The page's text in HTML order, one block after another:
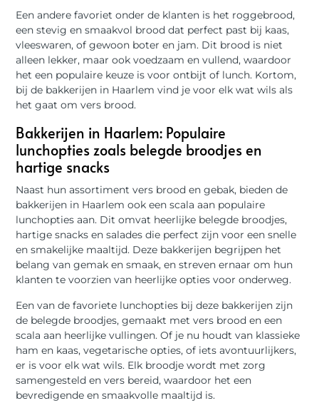
Een andere favoriet onder de klanten is het roggebrood,
een stevig en smaakvol brood dat perfect past bij kaas,
vleeswaren, of gewoon boter en jam. Dit brood is niet
alleen lekker, maar ook voedzaam en vullend, waardoor
het een populaire keuze is voor ontbijt of lunch. Kortom,
bij de bakkerijen in Haarlem vind je voor elk wat wils als
het gaat om vers brood.
Bakkerijen in Haarlem: Populaire
lunchopties zoals belegde broodjes en
hartige snacks
Naast hun assortiment vers brood en gebak, bieden de
bakkerijen in Haarlem ook een scala aan populaire
lunchopties aan. Dit omvat heerlijke belegde broodjes,
hartige snacks en salades die perfect zijn voor een snelle
en smakelijke maaltijd. Deze bakkerijen begrijpen het
belang van gemak en smaak, en streven ernaar om hun
klanten te voorzien van heerlijke opties voor onderweg.
Een van de favoriete lunchopties bij deze bakkerijen zijn
de belegde broodjes, gemaakt met vers brood en een
scala aan heerlijke vullingen. Of je nu houdt van klassieke
ham en kaas, vegetarische opties, of iets avontuurlijkers,
er is voor elk wat wils. Elk broodje wordt met zorg
samengesteld en vers bereid, waardoor het een
bevredigende en smaakvolle maaltijd is.